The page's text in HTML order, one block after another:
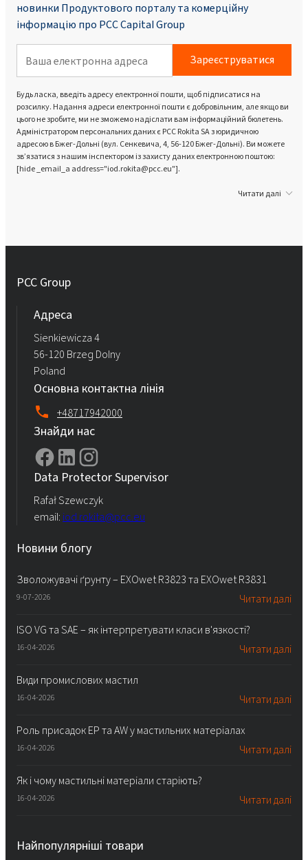
новинки Продуктового порталу та комерційну
інформацію про PCC Capital Group
Зареєструватися
Будь ласка, введіть адресу електронної пошти, щоб підписатися на
розсилку. Надання адреси електронної пошти є добровільним, але якщо ви
цього не зробите, ми не зможемо надіслати вам інформаційний бюлетень.
Адміністратором персональних даних є PCC Rokita SA з юридичною
адресою в Бжег-Дольні (вул. Сенкевича, 4, 56-120 Бжег-Дольні). Ви можете
зв’язатися з нашим інспектором із захисту даних електронною поштою:
[hide _email_a address="iod.rokita@pcc.eu"].
Читати далі
PCC Group
Адреса
Sienkiewicza 4
56-120 Brzeg Dolny
Poland
Основна контактна лінія
+48717942000
Знайди нас
Data Protector Supervisor
Rafał Szewczyk
email: iod.rokita@pcc.eu
Новини блогу
Зволожувачі ґрунту – EXOwet R3823 та EXOwet R3831
9-07-2026 Читати далі
ISO VG та SAE – як інтерпретувати класи в'язкості?
16-04-2026 Читати далі
Види промислових мастил
16-04-2026 Читати далі
Роль присадок EP та AW у мастильних матеріалах
16-04-2026 Читати далі
Як і чому мастильні матеріали старіють?
16-04-2026 Читати далі
Найпопулярніші товари